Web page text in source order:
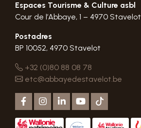
Espaces Tourisme & Culture asbl
Cour de l’Abbaye, 1 – 4970 Stavelot
Postadres
BP 10052, 4970 Stavelot
+32 (0)80 88 08 78
etc@abbayedestavelot.be